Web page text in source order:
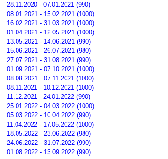
28.11.2020 - 07.01.2021 (990)
08.01.2021 - 15.02.2021 (1000)
16.02.2021 - 31.03.2021 (1000)
01.04.2021 - 12.05.2021 (1000)
13.05.2021 - 14.06.2021 (990)
15.06.2021 - 26.07.2021 (980)
27.07.2021 - 31.08.2021 (990)
01.09.2021 - 07.10.2021 (1000)
08.09.2021 - 07.11.2021 (1000)
08.11.2021 - 10.12.2021 (1000)
11.12.2021 - 24.01.2022 (990)
25.01.2022 - 04.03.2022 (1000)
05.03.2022 - 10.04.2022 (990)
11.04.2022 - 17.05.2022 (1000)
18.05.2022 - 23.06.2022 (980)
24.06.2022 - 31.07.2022 (990)
01.08.2022 - 13.09.2022 (990)